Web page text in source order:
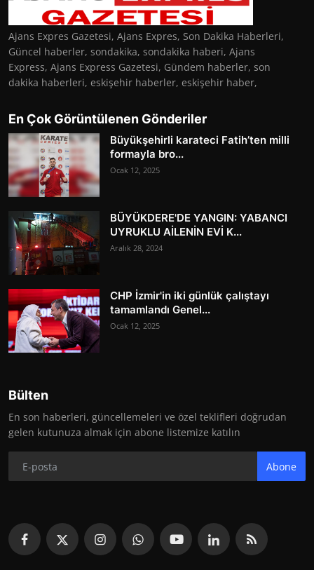
Ajans Expres Gazetesi, Ajans Expres, Son Dakika Haberleri,
Güncel haberler, sondakika, sondakika haberi, Ajans
Express, Ajans Express Gazetesi, Gündem haberler, son
dakika haberleri, eskişehir haberler, eskişehir haber,
En Çok Görüntülenen Gönderiler
Büyükşehirli karateci Fatih’ten milli
formayla bro...
Ocak 12, 2025
BÜYÜKDERE'DE YANGIN: YABANCI
UYRUKLU AİLENİN EVİ K...
Aralık 28, 2024
CHP İzmir'in iki günlük çalıştayı
tamamlandı Genel...
Ocak 12, 2025
Bülten
En son haberleri, güncellemeleri ve özel teklifleri doğrudan
gelen kutunuza almak için abone listemize katılın
Abone